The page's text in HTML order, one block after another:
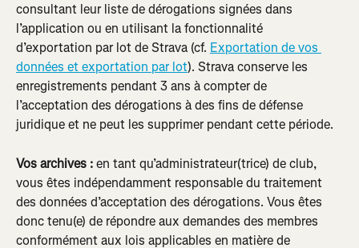
consultant leur liste de dérogations signées dans
l’application ou en utilisant la fonctionnalité
d’exportation par lot de Strava (cf. Exportation de vos
données et exportation par lot). Strava conserve les
enregistrements pendant 3 ans à compter de
l’acceptation des dérogations à des fins de défense
juridique et ne peut les supprimer pendant cette période.
Vos archives : en tant qu’administrateur(trice) de club,
vous êtes indépendamment responsable du traitement
des données d’acceptation des dérogations. Vous êtes
donc tenu(e) de répondre aux demandes des membres
conformément aux lois applicables en matière de